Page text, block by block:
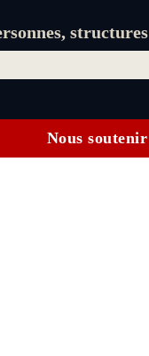
structures
Nous soutenir